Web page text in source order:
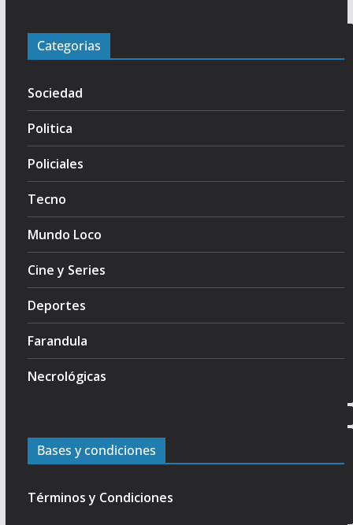
Categorias
Sociedad
Politica
Policiales
Tecno
Mundo Loco
Cine y Series
Deportes
Farandula
Necrológicas
Bases y condiciones
Términos y Condiciones